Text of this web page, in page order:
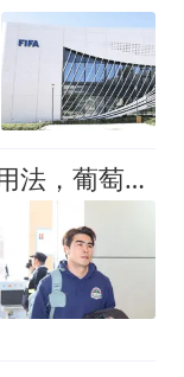
拉莫斯在尝试乃比江的不同用法，葡萄牙主帅不会放弃任何一位球员